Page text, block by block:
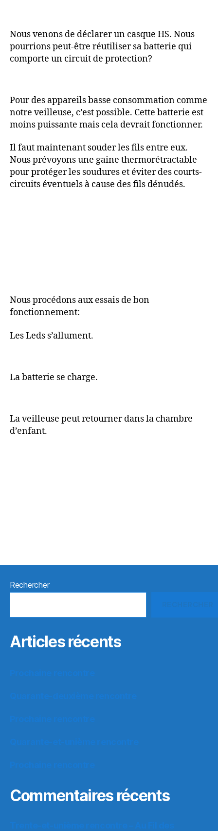
Nous venons de déclarer un casque HS. Nous
pourrions peut-être réutiliser sa batterie qui
comporte un circuit de protection?
Pour des appareils basse consommation comme
notre veilleuse, c’est possible. Cette batterie est
moins puissante mais cela devrait fonctionner.
Il faut maintenant souder les fils entre eux.
Nous prévoyons une gaine thermorétractable
pour protéger les soudures et éviter des courts-
circuits éventuels à cause des fils dénudés.
Nous procédons aux essais de bon
fonctionnement:
Les Leds s’allument.
La batterie se charge.
La veilleuse peut retourner dans la chambre
d’enfant.
Rechercher
Articles récents
Commentaires récents